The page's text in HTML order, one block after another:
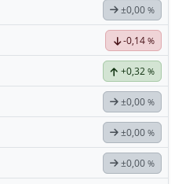
±0,00 %
-0,14 %
+0,32 %
±0,00 %
±0,00 %
±0,00 %